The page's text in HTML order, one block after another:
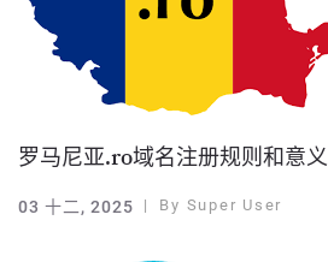
罗马尼亚.ro域名注册规则和意义
03 十二, 2025 By Super User